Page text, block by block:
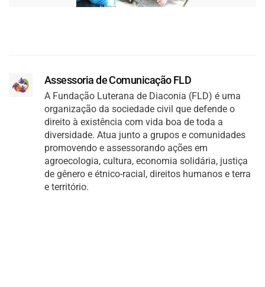
Assessoria de Comunicação FLD
A Fundação Luterana de Diaconia (FLD) é uma
organização da sociedade civil que defende o
direito à existência com vida boa de toda a
diversidade. Atua junto a grupos e comunidades
promovendo e assessorando ações em
agroecologia, cultura, economia solidária, justiça
de gênero e étnico-racial, direitos humanos e terra
e território.